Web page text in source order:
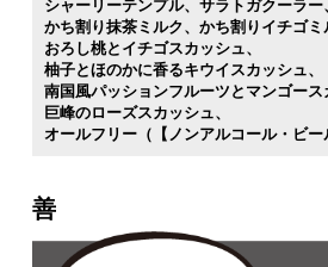
シャーリーテンプル
サラトガクーラー
かち割り抹茶ミルク
かち割りイチゴミ
おろし桃とイチゴスカッシュ
柚子とほのかに香るキウイスカッシュ
南国風パッションフルーツとマンゴース
巨峰のローズスカッシュ
オールフリー（【ノンアルコール・ビー
善